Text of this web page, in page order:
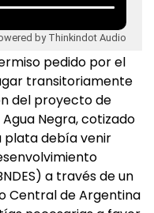
by Thinkindot Audio
pedido por el
transitoriamente
del proyecto de
Negra, cotizado
plata debía venir
a través de un
Central de Argentina